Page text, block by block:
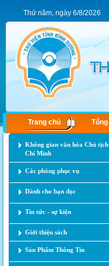
Thứ năm, ngày 6/8/2026
Trang chủ
Không gian văn hóa Chủ
Chí Minh
Các phòng phục vụ
Dành cho bạn đọc
Tin tức - sự kiện
Giới thiệu sách
Sản Phẩm Thông Tin